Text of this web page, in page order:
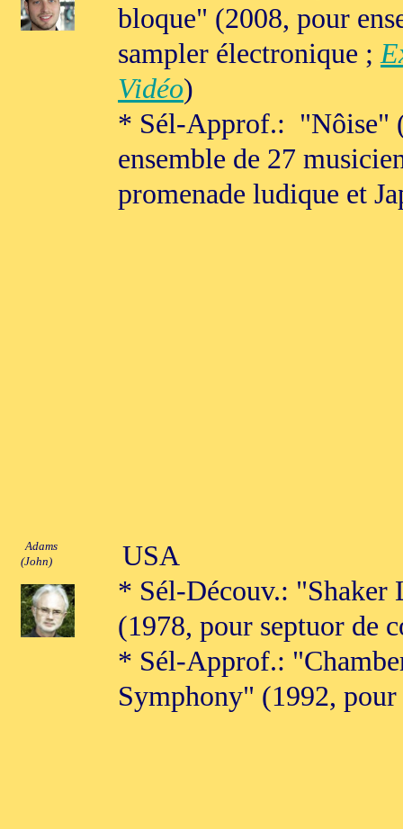
bloque" (2008, pour
sampler électronique ;
Vidéo)
* Sél-Approf.: "Nôise"
ensemble de 27
promenade ludique et
Adams
(John)
USA
* Sél-Découv.: "Shaker
(1978, pour septuor de
* Sél-Approf.:
Symphony" (1992, pour